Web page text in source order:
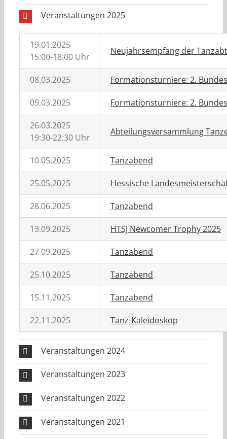
Veranstaltungen 2025
19.01.2025
15:00-18:00 Uhr
Neujahrsempfang der
08.03.2025 Formationsturniere: 2.
09.03.2025 Formationsturniere: 2.
26.03.2025
19:30-22:30 Uhr
Abteilungsversammlung
10.05.2025 Tanzabend
25.05.2025 Hessische
28.06.2025 Tanzabend
13.09.2025 HTSJ Newcomer Trophy 2025
27.09.2025 Tanzabend
25.10.2025 Tanzabend
15.11.2025 Tanzabend
22.11.2025 Tanz-Kaleidoskop
Veranstaltungen 2024
Veranstaltungen 2023
Veranstaltungen 2022
Veranstaltungen 2021